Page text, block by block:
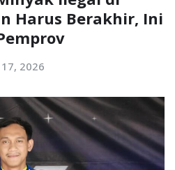
Harus Berakhir, Ini
2026